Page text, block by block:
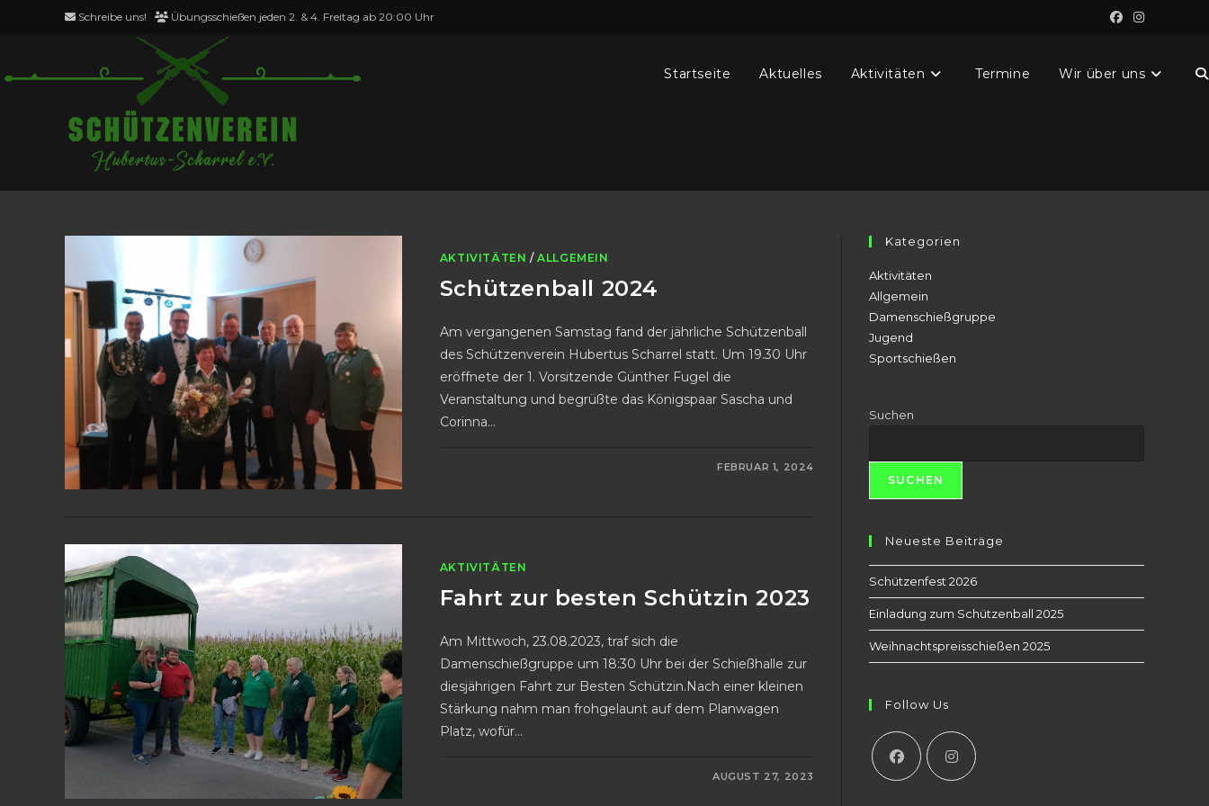
Schreibe uns! Übungsschießen jeden 2. & 4. Freitag ab 20:00 Uhr
Startseite Aktuelles Aktivitäten Termine Wir über uns
Aktivitäten
AKTIVITÄTEN /ALLGEMEIN
Schützenball 2024
Am vergangenen Samstag fand der jährliche Schützenball
des Schützenverein Hubertus Scharrel statt. Um 19.30 Uhr
eröffnete der 1. Vorsitzende Günther Fugel die
Veranstaltung und begrüßte das Königspaar Sascha und
Corinna…
FEBRUAR 1, 2024
AKTIVITÄTEN
Fahrt zur besten Schützin 2023
Am Mittwoch, 23.08.2023, traf sich die
Damenschießgruppe um 18:30 Uhr bei der Schießhalle zur
diesjährigen Fahrt zur Besten Schützin.Nach einer kleinen
Stärkung nahm man frohgelaunt auf dem Planwagen
Platz, wofür…
AUGUST 27, 2023
Kategorien
Aktivitäten
Allgemein
Damenschießgruppe
Jugend
Sportschießen
Suchen
SUCHEN
Neueste Beiträge
Schützenfest 2026
Einladung zum Schützenball 2025
Weihnachtspreisschießen 2025
Follow Us